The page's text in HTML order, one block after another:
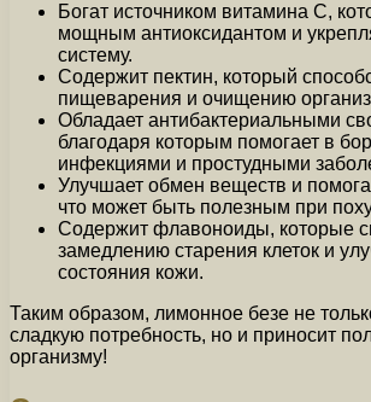
Богат источником витамина C,
мощным антиоксидантом и
систему.
Содержит пектин, который
пищеварения и очищению
Обладает антибактериальными
благодаря которым помогает в
инфекциями и простудными
Улучшает обмен веществ и
что может быть полезным при
Содержит флавоноиды, которые
замедлению старения клеток и
состояния кожи.
Таким образом, лимонное безе не
сладкую потребность, но и приносит
организму!